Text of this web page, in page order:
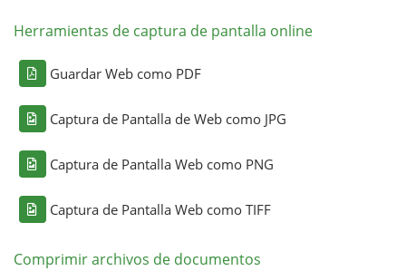
Herramientas de captura de pantalla online
Guardar Web como PDF
Captura de Pantalla de Web como JPG
Captura de Pantalla Web como PNG
Captura de Pantalla Web como TIFF
Comprimir archivos de documentos